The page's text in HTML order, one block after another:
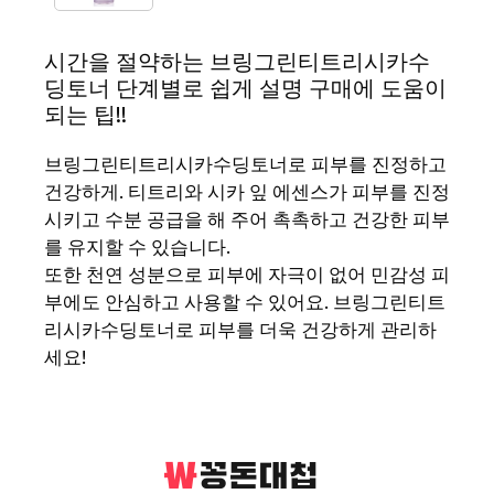
시간을 절약하는 브링그린티트리시카수
딩토너 단계별로 쉽게 설명 구매에 도움이
되는 팁!!
브링그린티트리시카수딩토너로 피부를 진정하고
건강하게. 티트리와 시카 잎 에센스가 피부를 진정
시키고 수분 공급을 해 주어 촉촉하고 건강한 피부
를 유지할 수 있습니다.
또한 천연 성분으로 피부에 자극이 없어 민감성 피
부에도 안심하고 사용할 수 있어요. 브링그린티트
리시카수딩토너로 피부를 더욱 건강하게 관리하
세요!